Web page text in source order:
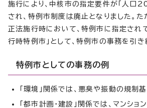
施行により、中核市の指定要件が「人口
され、特例市制度は廃止となりました。
正法施行時において、特例市に指定され
行時特例市」として、特例市の事務を引き
特例市としての事務の例
「環境」関係では、悪臭や振動の規制
「都市計画・建設」関係では、マンシ